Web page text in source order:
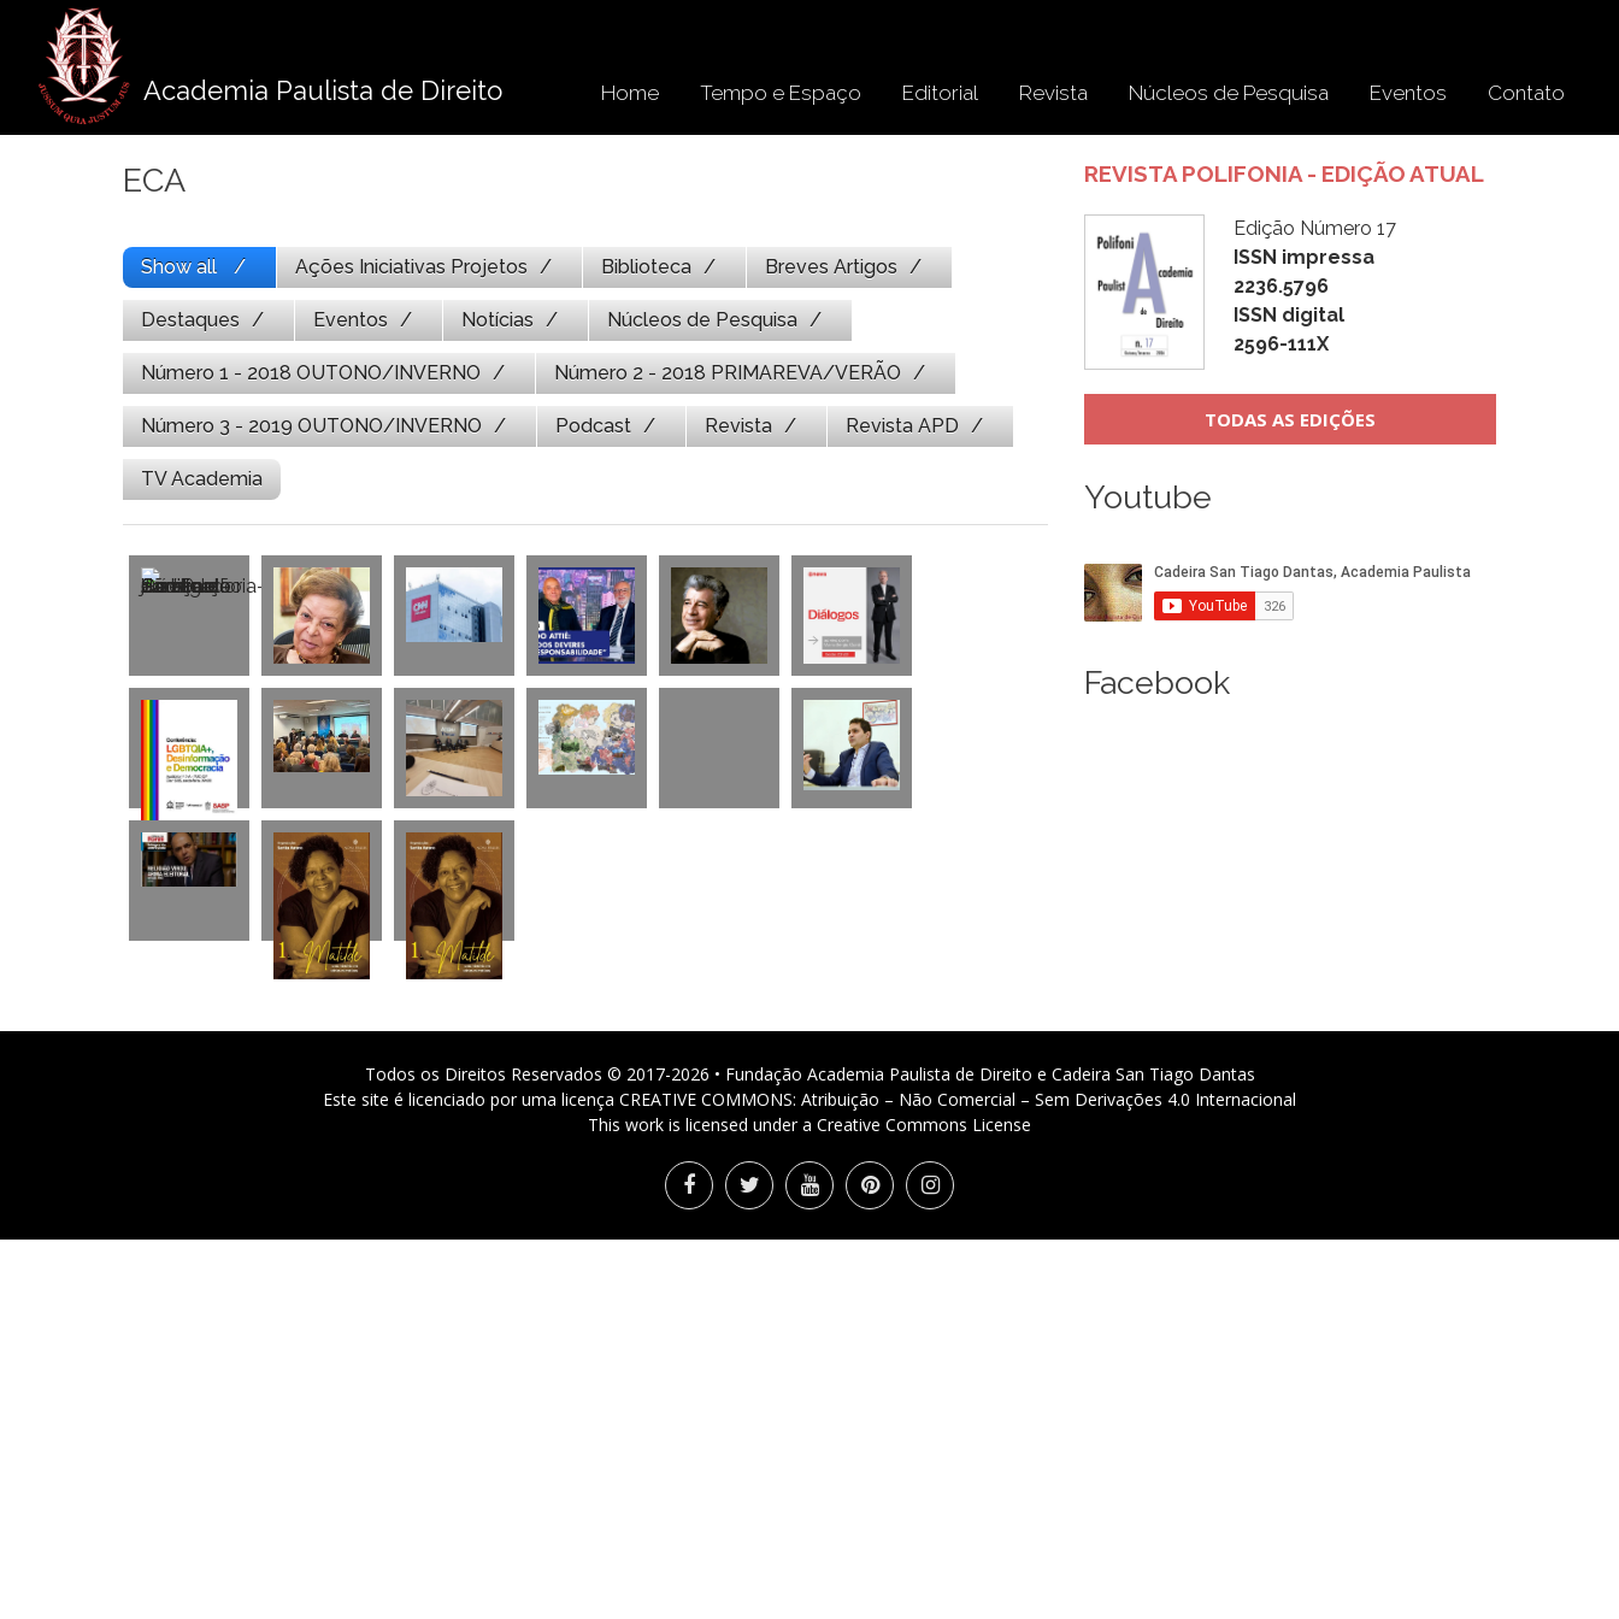
conteúdo
Academia Paulista de Direito Home Tempo e Espaço Editorial Revista Núcleos de Pesquisa Eventos Contato
ECA
Show all Ações Iniciativas Projetos Biblioteca Breves Artigos
Destaques Eventos Notícias Núcleos de Pesquisa
Número 1 - 2018 OUTONO/INVERNO Número 2 - 2018 PRIMAREVA/VERÃO
Número 3 - 2019 OUTONO/INVERNO Podcast Revista Revista APD
TV Academia
REVISTA POLIFONIA - EDIÇÃO ATUAL
Edição Número 17
ISSN impressa
2236.5796
ISSN digital
2596-111X
TODAS AS EDIÇÕES
Youtube
Facebook
Todos os Direitos Reservados © 2017-2026 • Fundação Academia Paulista de Direito e Cadeira San Tiago Dantas
Este site é licenciado por uma licença CREATIVE COMMONS: Atribuição – Não Comercial – Sem Derivações 4.0 Internacional
This work is licensed under a Creative Commons License